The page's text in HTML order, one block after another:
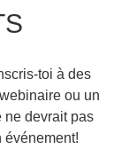
toi à des
ou un
ne devrait pas
événement!